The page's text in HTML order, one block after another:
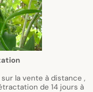
la vente à distance ,
de 14 jours à